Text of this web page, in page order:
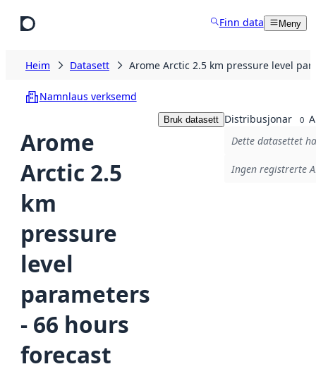
Finn data Meny
Heim Datasett Arome Arctic 2.5 km pressure level
Namnlaus verksemd
Arome
Arctic 2.5
km
pressure
level
parameters
- 66 hours
forecast
Bruk datasett Distribusjonar 0
Dette datasettet
Ingen registrerte